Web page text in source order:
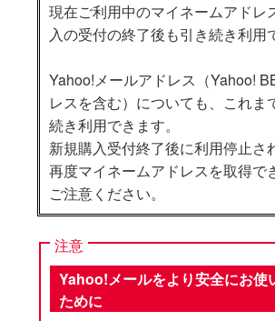
現在ご利用中のマイネームアドレ
入の受付の終了後も引き続き利用
Yahoo!メールアドレス（Yahoo!
レスを含む）についても、これま
続き利用できます。
新規購入受付終了後に利用停止さ
再度マイネームアドレスを取得で
ご注意ください。
注意
Yahoo!メールをより安全にお使
ために